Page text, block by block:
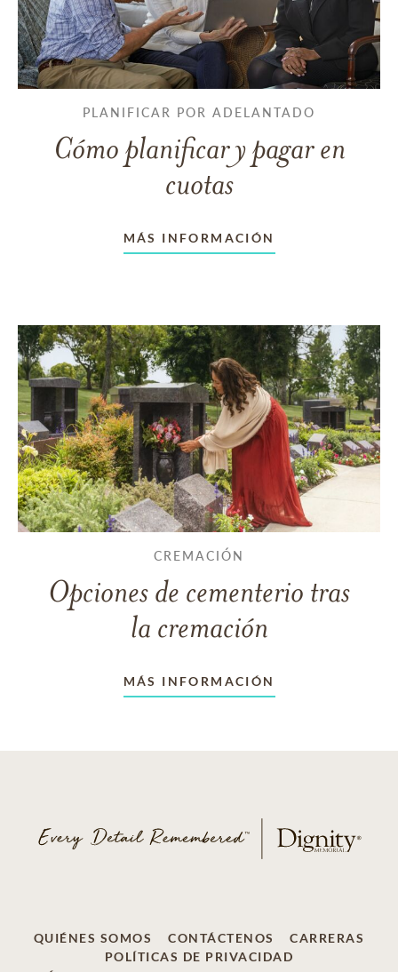
PLANIFICAR POR ADELANTADO
Cómo planificar y pagar en
cuotas
MÁS INFORMACIÓN
CREMACIÓN
Opciones de cementerio tras
la cremación
MÁS INFORMACIÓN
QUIÉNES SOMOS CONTÁCTENOS
CARRERAS
POLÍTICAS DE PRIVACIDAD